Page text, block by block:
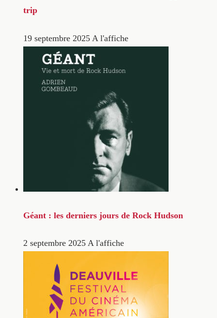
trip
19 septembre 2025 A l'affiche
Géant : les derniers jours de Rock Hudson
2 septembre 2025 A l'affiche